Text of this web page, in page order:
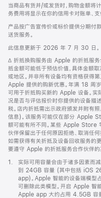
当商品有货并/或发货时，购物金额将
务费用将显示在你的信用卡对账单、支
产品按广告宣传价或标价提供分期付
送货服务。
此信息更新于 2026 年 7 月 30 日。
脚
注
∆ 折抵换购服务由 Apple 的折抵服务
抵金额可能低于预估价值，具体金额取
或地区。并非所有设备均有资格获得
Apple 提供的购新优惠。年满 18 周
可用于折抵购买新的 Apple 设备。实
况是否与评估报价时你提供的设备描
税。店内折抵需出示政府颁发并附有
信息)。该服务可能仅在部分 Apple
额可能有所不同。某些 Apple Store
伙伴保留出于任何原因拒绝、取消任
如需获得有关折抵及设备回收服务的
要遵守 Apple 的折抵服务合作伙伴的
脚
1.
实际可用容量会由于诸多因素而
到 24GB 容量 (其中包括 iOS
app)。Apple 智能的设备端模型
可删除此类模型。开启 Apple 智
Apple app 大约占用 4.5GB 容